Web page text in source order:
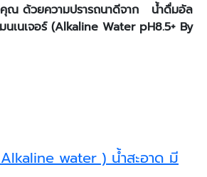
ณ ด้วยความปรารถนาดีจาก น้ำดื่มอัล
นเนเจอร์ (Alkaline Water pH8.5+ By
water ) น้ำสะอาด มี